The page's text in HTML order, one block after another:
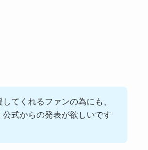
してくれるファンの為にも、
公式からの発表が欲しいです